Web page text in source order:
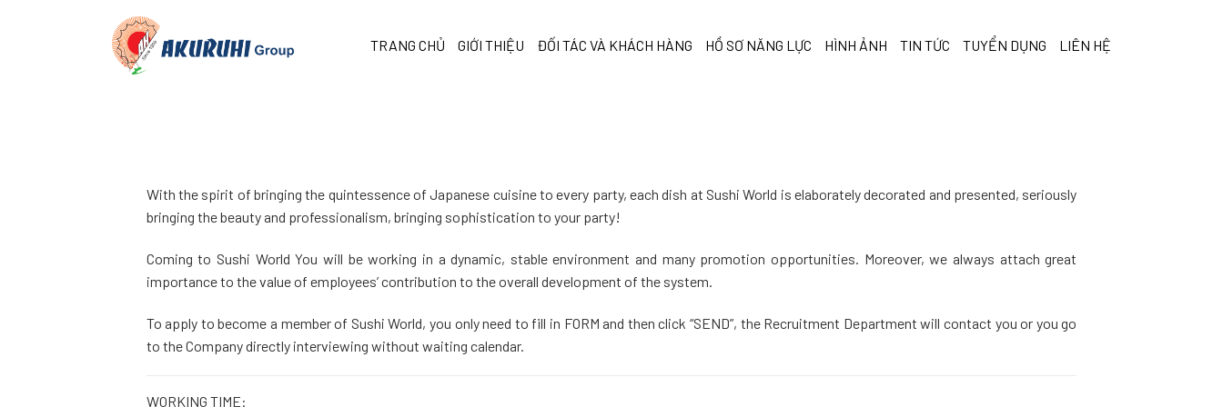
TRANG CHỦ GIỚI THIỆU ĐỐI TÁC VÀ KHÁCH HÀNG HỒ SƠ NĂNG LỰC HÌNH ẢNH TIN TỨC TUYỂN DỤNG LIÊN HỆ
With the spirit of bringing the quintessence of Japanese cuisine to every party, each dish at Sushi World is elaborately decorated and presented, seriously
bringing the beauty and professionalism, bringing sophistication to your party!
Coming to Sushi World You will be working in a dynamic, stable environment and many promotion opportunities. Moreover, we always attach great
importance to the value of employees’ contribution to the overall development of the system.
To apply to become a member of Sushi World, you only need to fill in FORM and then click “SEND”, the Recruitment Department will contact you or you go
to the Company directly interviewing without waiting calendar.
WORKING TIME: